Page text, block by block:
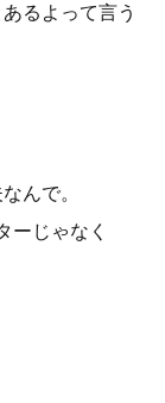
るよって言う
んで。
ーじゃなく